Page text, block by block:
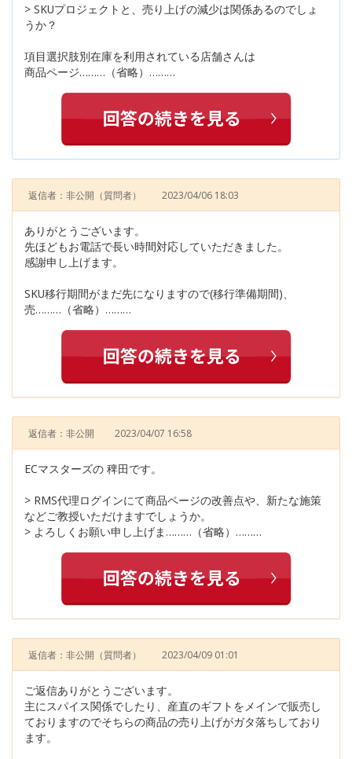
> SKUプロジェクトと、売り上げの減少は関係あるのでしょ
うか？
項目選択肢別在庫を利用されている店舗さんは
商品ページ………（省略）………
返信者：非公開 （質問者） 2023/04/06 18:03
ありがとうございます。
先ほどもお電話で長い時間対応していただきました。
感謝申し上げます。
SKU移行期間がまだ先になりますので(移行準備期間)、
売………（省略）………
返信者：非公開 2023/04/07 16:58
ECマスターズの 稗田です。
> RMS代理ログインにて商品ページの改善点や、新たな施策
などご教授いただけますでしょうか。
> よろしくお願い申し上げま………（省略）………
返信者：非公開 （質問者） 2023/04/09 01:01
ご返信ありがとうございます。
主にスパイス関係でしたり、産直のギフトをメインで販売し
ておりますのでそちらの商品の売り上げがガタ落ちしており
ます。